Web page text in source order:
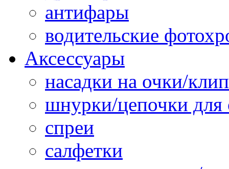
антифары
водительские
Аксессуары
насадки на очки/
шнурки/цепочки для
спреи
салфетки